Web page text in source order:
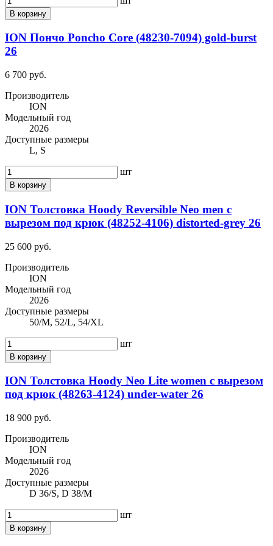
В корзину
ION Пончо Poncho Core (48230-7094) gold-burst
26
6 700 руб.
Производитель
ION
Модельный год
2026
Доступные размеры
L, S
шт
В корзину
ION Толстовка Hoody Reversible Neo men с
вырезом под крюк (48252-4106) distorted-grey 26
25 600 руб.
Производитель
ION
Модельный год
2026
Доступные размеры
50/M, 52/L, 54/XL
шт
В корзину
ION Толстовка Hoody Neo Lite women с вырезом
под крюк (48263-4124) under-water 26
18 900 руб.
Производитель
ION
Модельный год
2026
Доступные размеры
D 36/S, D 38/M
шт
В корзину